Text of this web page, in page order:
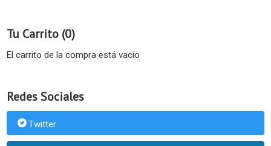
Tu Carrito (0)
El carrito de la compra está vacío
Redes Sociales
Twitter